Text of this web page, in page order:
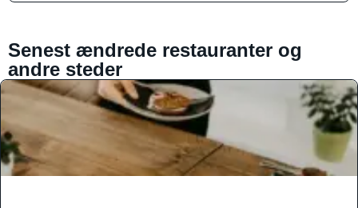
Senest ændrede restauranter og
andre steder